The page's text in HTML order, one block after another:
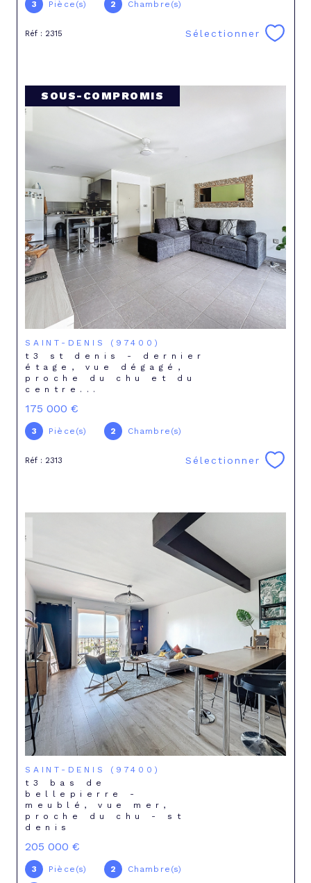
3 Pièce(s) 2 Chambre(s)
Réf : 2315 Sélectionner
SOUS-COMPROMIS
SAINT-DENIS (97400)
t3 st denis - dernier
étage, vue dégagé,
proche du chu et du
centre...
175 000 €
3 Pièce(s) 2 Chambre(s)
Réf : 2313 Sélectionner
SAINT-DENIS (97400)
t3 bas de
bellepierre -
meublé, vue mer,
proche du chu - st
denis
205 000 €
3 Pièce(s) 2 Chambre(s)